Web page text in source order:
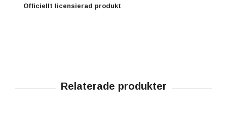
Officiellt licensierad produkt